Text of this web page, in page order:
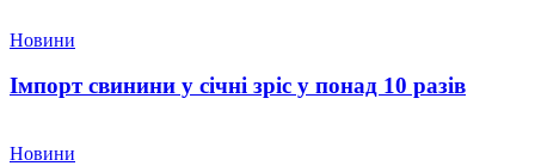
Новини
Імпорт свинини у січні зріс у понад 10 разів
Новини